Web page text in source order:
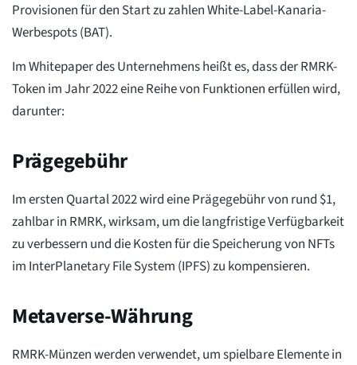
Provisionen für den Start zu zahlen White-Label-Kanaria-
Werbespots (BAT).
Im Whitepaper des Unternehmens heißt es, dass der RMRK-
Token im Jahr 2022 eine Reihe von Funktionen erfüllen wird,
darunter:
Prägegebühr
Im ersten Quartal 2022 wird eine Prägegebühr von rund $1,
zahlbar in RMRK, wirksam, um die langfristige Verfügbarkeit
zu verbessern und die Kosten für die Speicherung von NFTs
im InterPlanetary File System (IPFS) zu kompensieren.
Metaverse-Währung
RMRK-Münzen werden verwendet, um spielbare Elemente in